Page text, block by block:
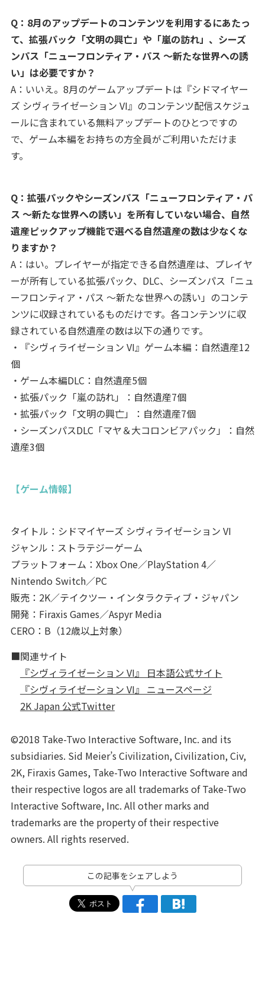
Q：8月のアップデートのコンテンツを利用するにあたっ
て、拡張パック「文明の興亡」や「嵐の訪れ」、シーズ
ンパス「ニューフロンティア・パス ～新たな世界への誘
い」は必要ですか？
A：いいえ。8月のゲームアップデートは『シドマイヤー
ズ シヴィライゼーション VI』のコンテンツ配信スケジュ
ールに含まれている無料アップデートのひとつですの
で、ゲーム本編をお持ちの方全員がご利用いただけま
す。
Q：拡張パックやシーズンパス「ニューフロンティア・パ
ス ～新たな世界への誘い」を所有していない場合、自然
遺産ピックアップ機能で選べる自然遺産の数は少なくな
りますか？
A：はい。プレイヤーが指定できる自然遺産は、プレイヤ
ーが所有している拡張パック、DLC、シーズンパス「ニュ
ーフロンティア・パス ～新たな世界への誘い」のコンテ
ンツに収録されているものだけです。各コンテンツに収
録されている自然遺産の数は以下の通りです。
・『シヴィライゼーション VI』ゲーム本編：自然遺産12
個
・ゲーム本編DLC：自然遺産5個
・拡張パック「嵐の訪れ」：自然遺産7個
・拡張パック「文明の興亡」：自然遺産7個
・シーズンパスDLC「マヤ＆大コロンビアパック」：自然
遺産3個
【ゲーム情報】
タイトル：シドマイヤーズ シヴィライゼーション VI
ジャンル：ストラテジーゲーム
プラットフォーム：Xbox One／PlayStation 4／
Nintendo Switch／PC
販売：2K／テイクツー・インタラクティブ・ジャパン
開発：Firaxis Games／Aspyr Media
CERO：B（12歳以上対象）
■関連サイト
『シヴィライゼーション VI』 日本語公式サイト
『シヴィライゼーション VI』 ニュースページ
2K Japan 公式Twitter
©2018 Take-Two Interactive Software, Inc. and its
subsidiaries. Sid Meier’s Civilization, Civilization, Civ,
2K, Firaxis Games, Take-Two Interactive Software and
their respective logos are all trademarks of Take-Two
Interactive Software, Inc. All other marks and
trademarks are the property of their respective
owners. All rights reserved.
この記事をシェアしよう